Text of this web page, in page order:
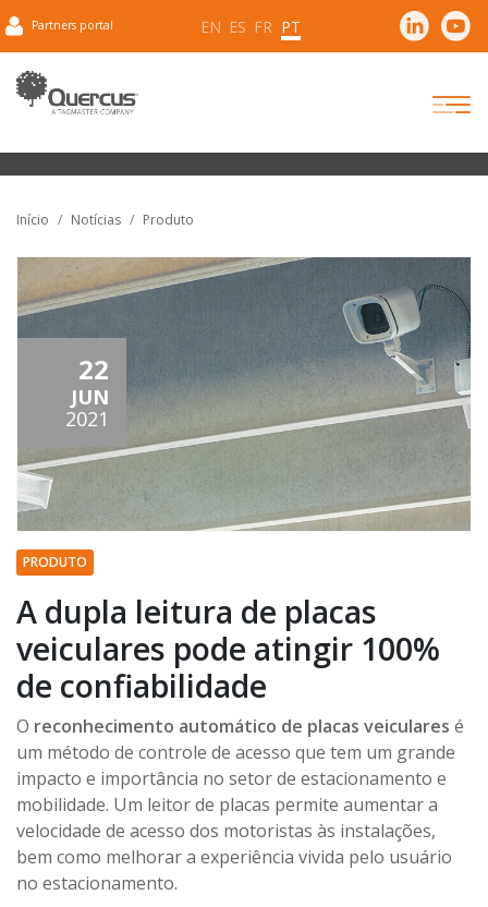
Partners portal EN ES FR PT
Início Notícias Produto
22
JUN
2021
PRODUTO
A dupla leitura de placas
veiculares pode atingir 100%
de confiabilidade
O reconhecimento automático de placas veiculares é
um método de controle de acesso que tem um grande
impacto e importância no setor de estacionamento e
mobilidade. Um leitor de placas permite aumentar a
velocidade de acesso dos motoristas às instalações,
bem como melhorar a experiência vivida pelo usuário
no estacionamento.